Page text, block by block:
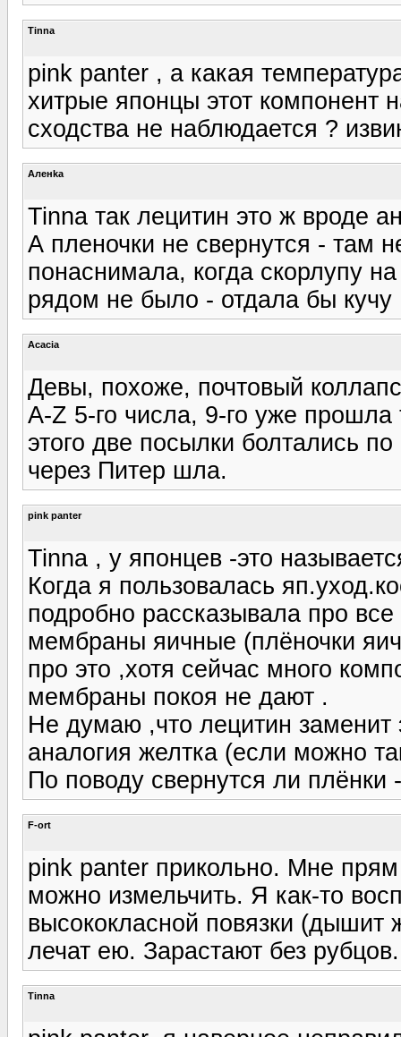
Tinna
pink panter , а какая
хитрые японцы этот компонент
сходства не наблюдается ?
Аленka
Tinna так лецитин это ж вроде
А пленочки не свернутся - там
понаснимала, когда скорлупу
рядом не было - отдала бы кучу
Acacia
Девы, похоже, почтовый
A-Z 5-го числа, 9-го уже
этого две посылки болтались
через Питер шла.
pink panter
Tinna , у японцев -это
Когда я пользовалась
подробно рассказывала про
мембраны яичные (плёночки
про это ,хотя сейчас много
мембраны покоя не дают .
Не думаю ,что лецитин заменит
аналогия желтка (если можно
По поводу свернутся ли
F-ort
pink panter прикольно. Мне
можно измельчить. Я как-то
высококласной повязки (дышит
лечат ею. Зарастают без рубцов.
Tinna